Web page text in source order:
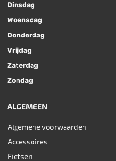
Dinsdag
Woensdag
Donderdag
Vrijdag
Zaterdag
Zondag
ALGEMEEN
Algemene voorwaarden
Accessoires
Fietsen